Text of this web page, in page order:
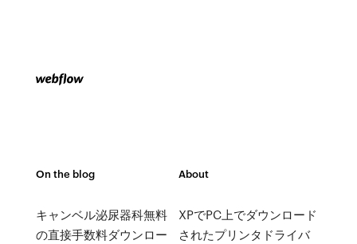
On the blog
キャンベル泌尿器科無料
の直接手数料ダウンロー
About
XPでPC上でダウンロード
されたプリンタドライバ